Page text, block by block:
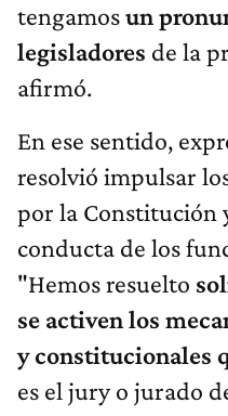
tengamosun
legisladores de la
afirmó.
En ese sentido,
resolvió impulsar
por la Constitución
conducta de los
"Hemos resuelto
se activen los
y constitucionales
es el jury o jurado